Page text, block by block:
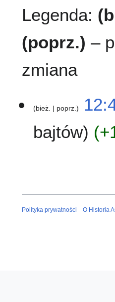
Legenda:
(poprz.) –
zmiana
0
bież. poprz.
bajtów
Polityka prywatności O Historia